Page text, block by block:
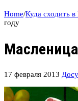
Home/Куда сходить
году
17 февраля 2013